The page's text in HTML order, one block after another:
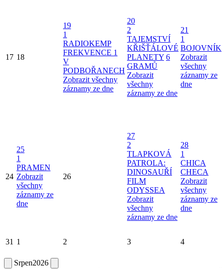
17 18
19
1
RADIOKEMP
FREKVENCE 1
V
PODBOŘANECH
Zobrazit všechny
záznamy ze dne
20
2
TAJEMSTVÍ
KŘIŠŤÁLOVÉ
PLANETY 6
GRAMŮ
Zobrazit
všechny
záznamy ze dne
21
1
BOJOVNÍK
Zobrazit
všechny
záznamy ze
dne
24
25
1
PRAMEN
Zobrazit
všechny
záznamy ze
dne
26
27
2
TLAPKOVÁ
PATROLA:
DINOSAUŘÍ
FILM
ODYSSEA
Zobrazit
všechny
záznamy ze dne
28
1
CHICA
CHECA
Zobrazit
všechny
záznamy ze
dne
31 1 2 3 4
Srpen2026